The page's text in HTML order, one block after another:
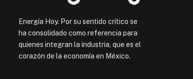
Energía Hoy. Por su sentido crítico se
ha consolidado como referencia para
quienes integran la industria, que es el
corazón de la economía en México.